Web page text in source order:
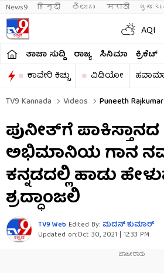
News9 हिन्दी తెలుగు मराठी
AQI
ತಾಜಾ ಸುದ್ದಿ ರಾಜ್ಯ ಸಿನಿಮಾ ಕ್ರಿಕೆಟ್​
ಕಾವೇರಿ ಕಿಚ್ಚು
ವಿಡಿಯೋ
TV9 Kannada
Videos Puneeth
ಪುನೀತ್​ಗೆ ಪಾಕಿಸ್ತಾನದ
ಅಭಿಮಾನಿಯ ಗಾನ
ಕನ್ನಡದಲ್ಲಿ ಹಾಡು
ಶ್ರದ್ಧಾಂಜಲಿ
TV9 Web Edited By: ಮದನ್​ ಕುಮಾರ್​
Updated on:Oct 30, 2021 | 12:33 PM